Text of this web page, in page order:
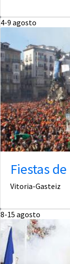
4-9 agosto
Fiestas
Vitoria-Gasteiz
8-15 agosto